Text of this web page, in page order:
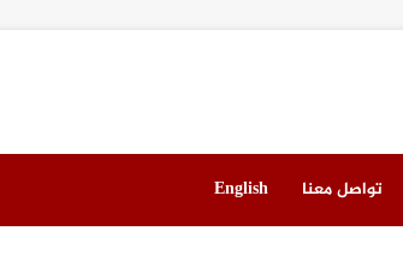
تواصل معنا English
باقة من التجارب الغامرة والمختارة بعناية